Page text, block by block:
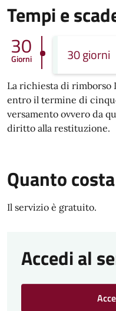
Tempi e
30
Giorni 30 giorni
La richiesta di rimborso
entro il termine di
versamento ovvero da
diritto alla restituzione.
Quanto costa
Il servizio è gratuito.
Accedi al